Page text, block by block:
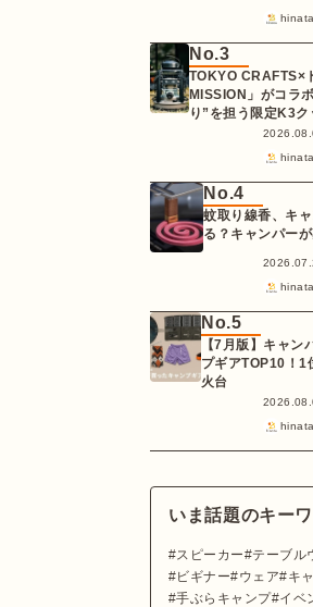
No.3
TOKYO CRAFTS×
MISSION」がコラ
り”を担う限定K3
No.4
蚊取り線香、キ
る？キャンパー
No.5
【7月版】キャン
プギアTOP10！1
火台
いま話題のキー
スピーカー テーブル
ビギナー
ウェア キ
手ぶらキャンプ イベ